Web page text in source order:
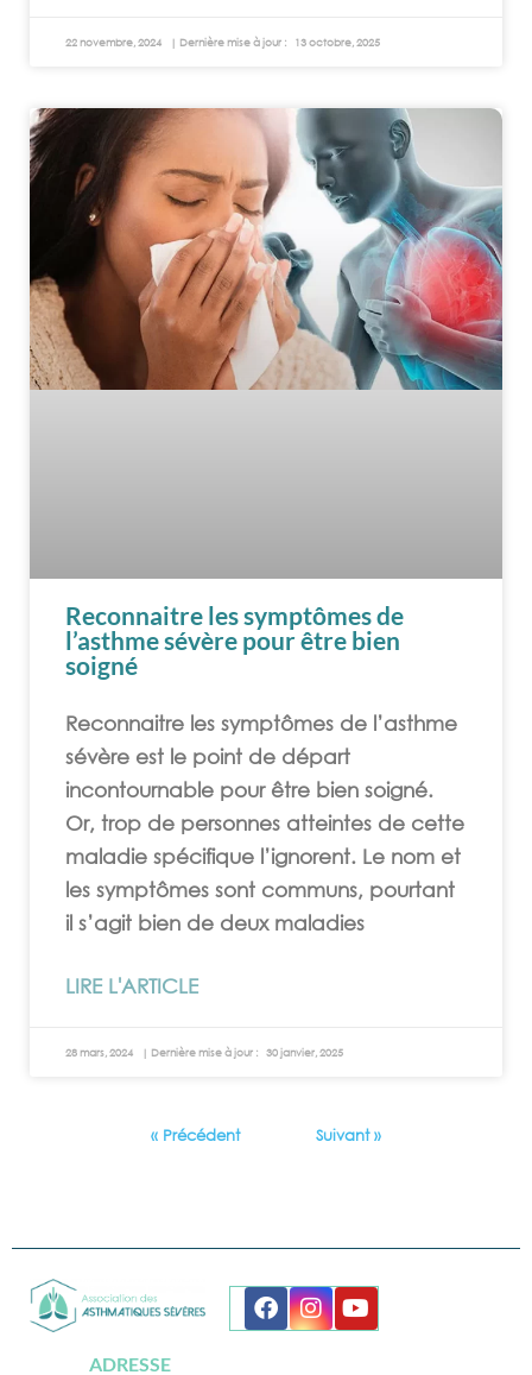
22 novembre, 2024 13 octobre, 2025
Reconnaitre les symptômes de
l’asthme sévère pour être bien
soigné
Reconnaitre les symptômes de l’asthme
sévère est le point de départ
incontournable pour être bien soigné.
Or, trop de personnes atteintes de cette
maladie spécifique l’ignorent. Le nom et
les symptômes sont communs, pourtant
il s’agit bien de deux maladies
LIRE L'ARTICLE
28 mars, 2024 30 janvier, 2025
« Précédent Suivant »
ADRESSE